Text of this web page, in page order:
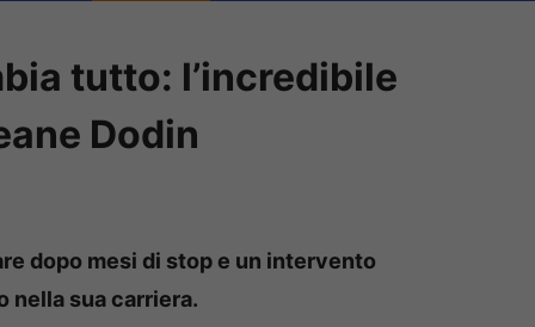
tutto: l’incredibile
Dodin
dopo mesi di stop e un intervento
nella sua carriera.